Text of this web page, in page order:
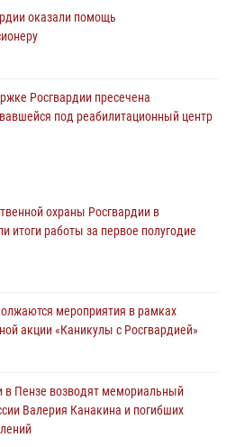
оказали помощь
Росгвардии пресечена
под реабилитационный центр
2026 года
праздничных мероприятий в
задержали мужчину, который
охраны Росгвардии в
итоги работы за первое полугодие
мероприятия в рамках
акции «Каникулы с Росгвардией»
в Пензе возводят мемориальный
Валерия Канакина и погибших